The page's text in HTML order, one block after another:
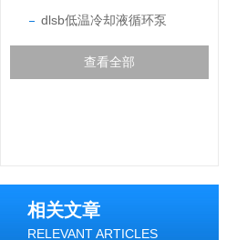
dlsb低温冷却液循环泵
查看全部
相关文章
RELEVANT ARTICLES